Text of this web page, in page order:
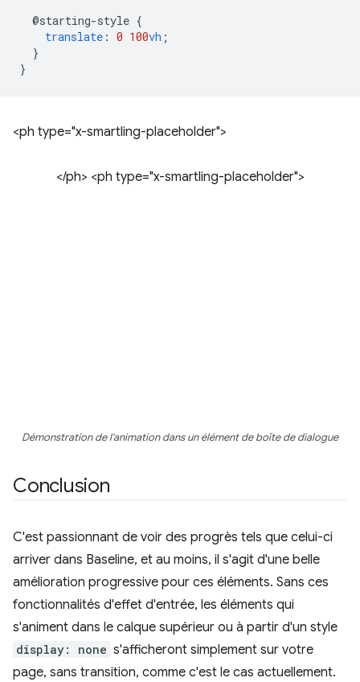
@starting-style {
translate : 0 100vh ;
}
}
<ph type="x-smartling-placeholder">
</ph> <ph type="x-smartling-placeholder">
Démonstration de l'animation dans un élément de boîte de dialogue
Conclusion
C'est passionnant de voir des progrès tels que celui-ci
arriver dans Baseline, et au moins, il s'agit d'une belle
amélioration progressive pour ces éléments. Sans ces
fonctionnalités d'effet d'entrée, les éléments qui
s'animent dans le calque supérieur ou à partir d'un style
display: none s'afficheront simplement sur votre
page, sans transition, comme c'est le cas actuellement.